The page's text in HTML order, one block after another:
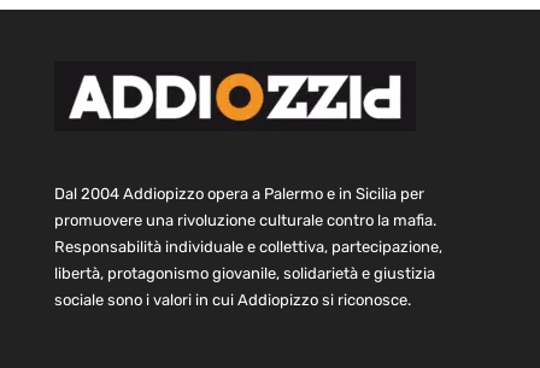
Dal 2004 Addiopizzo opera a Palermo e in Sicilia per
promuovere una rivoluzione culturale contro la mafia.
Responsabilità individuale e collettiva, partecipazione,
libertà, protagonismo giovanile, solidarietà e giustizia
sociale sono i valori in cui Addiopizzo si riconosce.